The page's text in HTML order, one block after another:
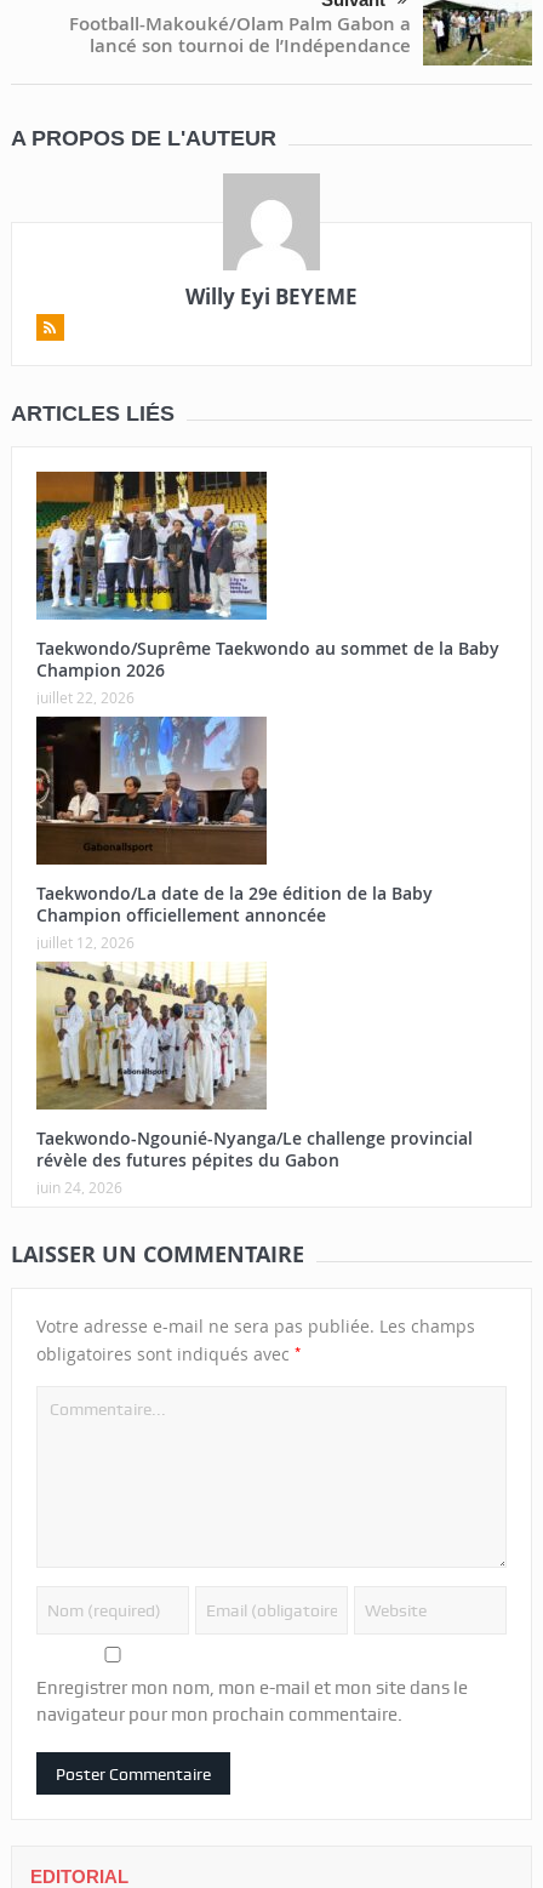
Football-Makouké/Olam Palm Gabon a
lancé son tournoi de l’Indépendance
A PROPOS DE L'AUTEUR
Willy Eyi BEYEME
ARTICLES LIÉS
Taekwondo/Suprême Taekwondo au sommet de la Baby
Champion 2026
juillet 22, 2026
Taekwondo/La date de la 29e édition de la Baby
Champion officiellement annoncée
juillet 12, 2026
Taekwondo-Ngounié-Nyanga/Le challenge provincial
révèle des futures pépites du Gabon
juin 24, 2026
LAISSER UN COMMENTAIRE
Votre adresse e-mail ne sera pas publiée. Les champs
obligatoires sont indiqués avec *
Enregistrer mon nom, mon e-mail et mon site dans le
navigateur pour mon prochain commentaire.
EDITORIAL